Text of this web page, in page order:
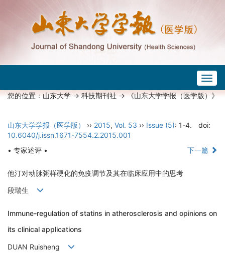
您的位置：山东大学->科技期刊社-> 《山东大学学报（医学版）》
山东大学学报（医学版） ›› 2015, Vol. 53 ›› Issue (5): 1-4.
doi:
10.6040/j.issn.1671-7554.2.2015.001
• 专家述评 •
下一篇
他汀对动脉粥样硬化的免疫调节及其在临床应用中的思考
段瑞生
Immune-regulation of statins in atherosclerosis and opinions on
its clinical applications
DUAN Ruisheng